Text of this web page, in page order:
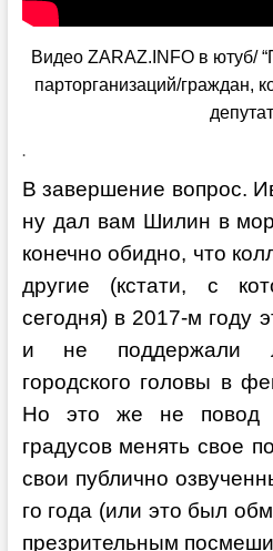
Видео ZARAZ.INFO в ютуб/
парторганизаций/граждан,
.
В завершение вопрос.
ну дал вам Шилин в
конечно обидно, что
другие (кстати, с
сегодня) в 2017-м году
и не поддержали
городского головы в
Но это же не повод
градусов менять свое
свои публично
го года (или это был
презрительным